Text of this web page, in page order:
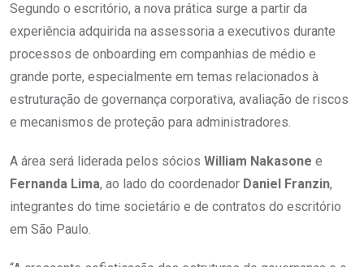
Segundo o escritório, a nova prática surge a partir da
experiência adquirida na assessoria a executivos durante
processos de onboarding em companhias de médio e
grande porte, especialmente em temas relacionados à
estruturação de governança corporativa, avaliação de riscos
e mecanismos de proteção para administradores.
A área será liderada pelos sócios William Nakasone e
Fernanda Lima, ao lado do coordenador Daniel Franzin,
integrantes do time societário e de contratos do escritório
em São Paulo.